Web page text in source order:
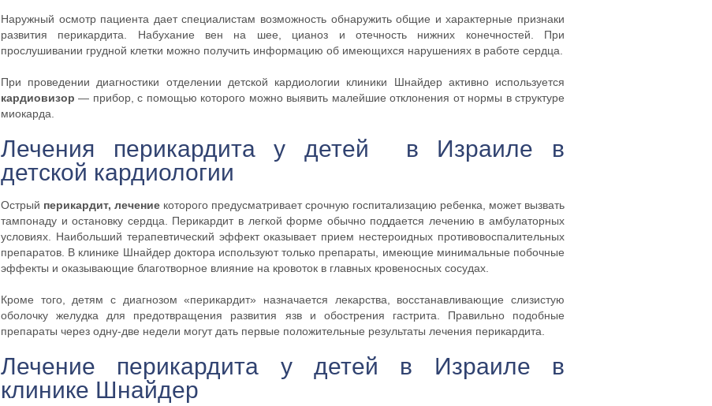
Наружный осмотр пациента дает специалистам возможность обнаружить общие и характерные признаки
развития перикардита. Набухание вен на шее, цианоз и отечность нижних конечностей. При
прослушивании грудной клетки можно получить информацию об имеющихся нарушениях в работе сердца.
При проведении диагностики отделении детской кардиологии клиники Шнайдер активно используется
кардиовизор — прибор, с помощью которого можно выявить малейшие отклонения от нормы в структуре
миокарда.
Лечения перикардита у детей в Израиле в
детской кардиологии
Острый перикардит, лечение которого предусматривает срочную госпитализацию ребенка, может вызвать
тампонаду и остановку сердца. Перикардит в легкой форме обычно поддается лечению в амбулаторных
условиях. Наибольший терапевтический эффект оказывает прием нестероидных противовоспалительных
препаратов. В клинике Шнайдер доктора используют только препараты, имеющие минимальные побочные
эффекты и оказывающие благотворное влияние на кровоток в главных кровеносных сосудах.
Кроме того, детям с диагнозом «перикардит» назначается лекарства, восстанавливающие слизистую
оболочку желудка для предотвращения развития язв и обострения гастрита. Правильно подобные
препараты через одну-две недели могут дать первые положительные результаты лечения перикардита.
Лечение перикардита у детей в Израиле в
клинике Шнайдер